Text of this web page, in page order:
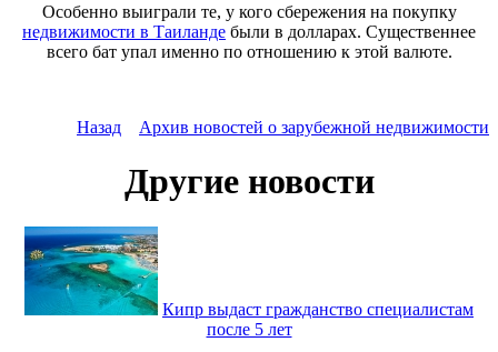
Особенно выиграли те, у кого сбережения на покупку
недвижимости в Таиланде были в долларах. Существеннее
всего бат упал именно по отношению к этой валюте.
Назад Архив новостей о зарубежной недвижимости
Другие новости
Кипр выдаст гражданство специалистам
после 5 лет